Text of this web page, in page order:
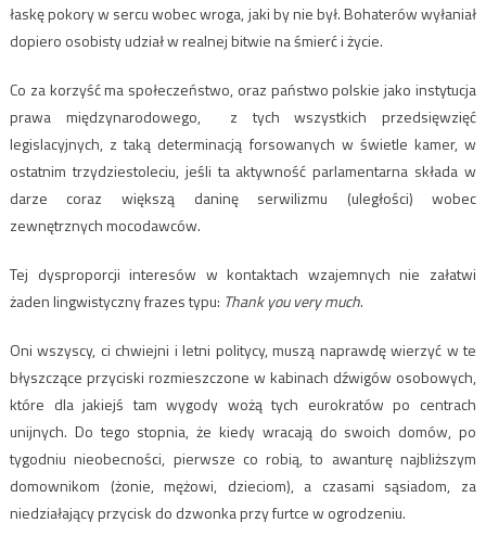
łaskę pokory w sercu wobec wroga, jaki by nie był. Bohaterów wyłaniał
dopiero osobisty udział w realnej bitwie na śmierć i życie.
Co za korzyść ma społeczeństwo, oraz państwo polskie jako instytucja
prawa międzynarodowego, z tych wszystkich przedsięwzięć
legislacyjnych, z taką determinacją forsowanych w świetle kamer, w
ostatnim trzydziestoleciu, jeśli ta aktywność parlamentarna składa w
darze coraz większą daninę serwilizmu (uległości) wobec
zewnętrznych mocodawców.
Tej dysproporcji interesów w kontaktach wzajemnych nie załatwi
żaden lingwistyczny frazes typu: Thank you very much.
Oni wszyscy, ci chwiejni i letni politycy, muszą naprawdę wierzyć w te
błyszczące przyciski rozmieszczone w kabinach dźwigów osobowych,
które dla jakiejś tam wygody wożą tych eurokratów po centrach
unijnych. Do tego stopnia, że kiedy wracają do swoich domów, po
tygodniu nieobecności, pierwsze co robią, to awanturę najbliższym
domownikom (żonie, mężowi, dzieciom), a czasami sąsiadom, za
niedziałający przycisk do dzwonka przy furtce w ogrodzeniu.